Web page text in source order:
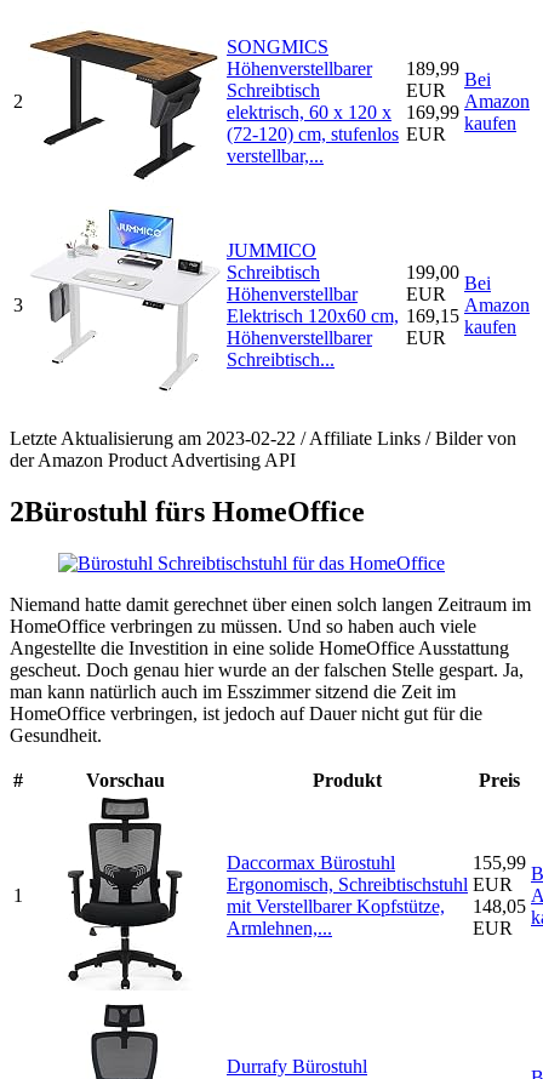
2
SONGMICS
Höhenverstellbarer
Schreibtisch
elektrisch, 60 x 120 x
(72-120) cm, stufenlos
verstellbar,...
189,99
EUR
169,99
EUR
Bei
Amazon
kaufen
3
JUMMICO
Schreibtisch
Höhenverstellbar
Elektrisch 120x60 cm,
Höhenverstellbarer
Schreibtisch...
199,00
EUR
169,15
EUR
Bei
Amazon
kaufen
Letzte Aktualisierung am 2023-02-22 / Affiliate Links / Bilder von
der Amazon Product Advertising API
2Bürostuhl fürs HomeOffice
Niemand hatte damit gerechnet über einen solch langen Zeitraum im
HomeOffice verbringen zu müssen. Und so haben auch viele
Angestellte die Investition in eine solide HomeOffice Ausstattung
gescheut. Doch genau hier wurde an der falschen Stelle gespart. Ja,
man kann natürlich auch im Esszimmer sitzend die Zeit im
HomeOffice verbringen, ist jedoch auf Dauer nicht gut für die
Gesundheit.
# Vorschau Produkt Preis
1
Daccormax Bürostuhl
Ergonomisch, Schreibtischstuhl
mit Verstellbarer Kopfstütze,
Armlehnen,...
155,99
EUR
148,05
EUR
Durrafy Bürostuhl